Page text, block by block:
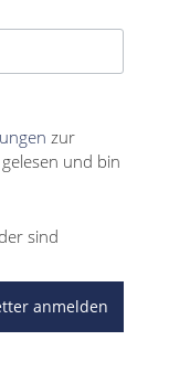
zur
gelesen und bin
sind
anmelden